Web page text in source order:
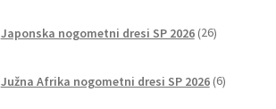
Japonska nogometni dresi SP 2026 26izdelkov
Južna Afrika nogometni dresi SP 2026 6izdelkov